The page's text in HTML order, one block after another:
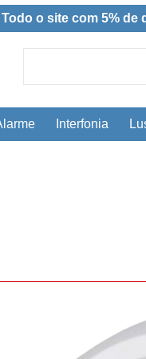
Todo o site com 5% de
Interfonia